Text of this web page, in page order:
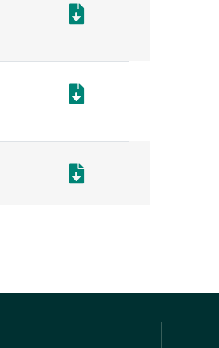
Documento: Plan Anual de
Documento: Manual
Documento: Manual de